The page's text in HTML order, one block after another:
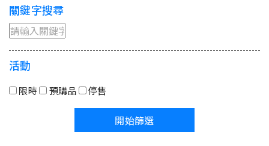
關鍵字搜尋
活動
限時 預購品 停售
開始篩選